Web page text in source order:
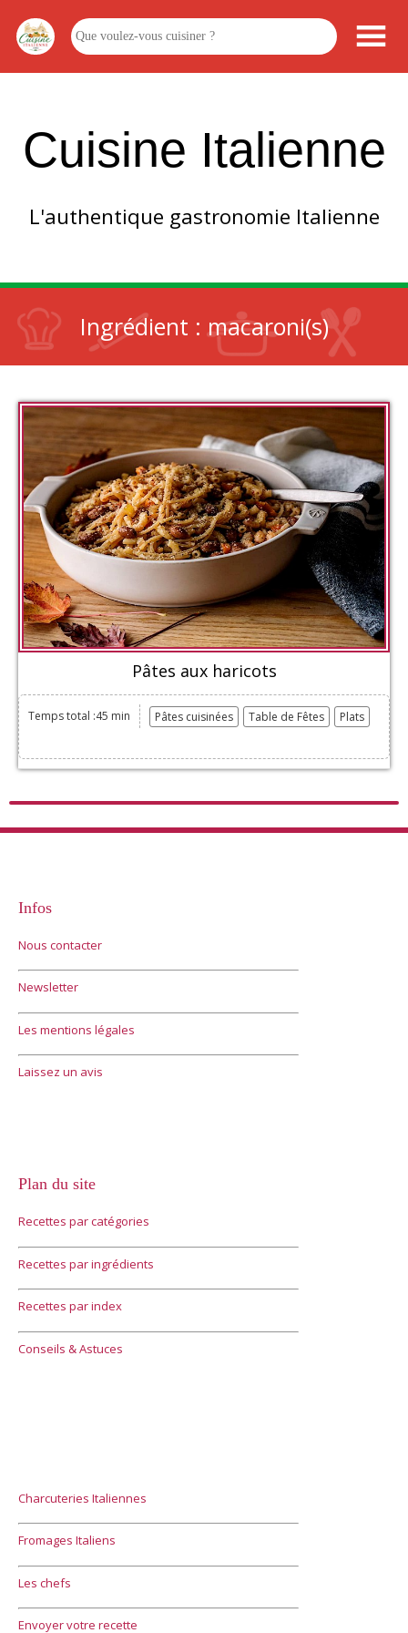
Cuisine Italienne
L'authentique gastronomie Italienne
Ingrédient :macaroni(s)
Pâtes aux haricots
Temps total :45 min Pâtes cuisinées Table de Fêtes Plats
Infos
Nous contacter
Newsletter
Les mentions légales
Laissez un avis
Plan du site
Recettes par catégories
Recettes par ingrédients
Recettes par index
Conseils & Astuces
Charcuteries Italiennes
Fromages Italiens
Les chefs
Envoyer votre recette